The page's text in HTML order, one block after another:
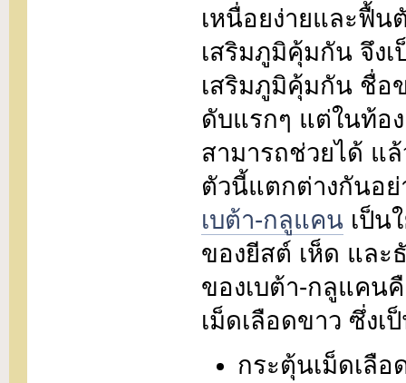
เหนื่อยง่ายและฟื้น
เสริมภูมิคุ้มกัน จึง
เสริมภูมิคุ้มกัน ชื่อ
ดับแรกๆ แต่ในท้อ
สามารถช่วยได้ แ
ตัวนี้แตกต่างกันอย่
เบต้า-กลูแคน เป็น
ของยีสต์ เห็ด และ
ของเบต้า-กลูแคน
เม็ดเลือดขาว ซึ่ง
กระตุ้นเม็ดเลื